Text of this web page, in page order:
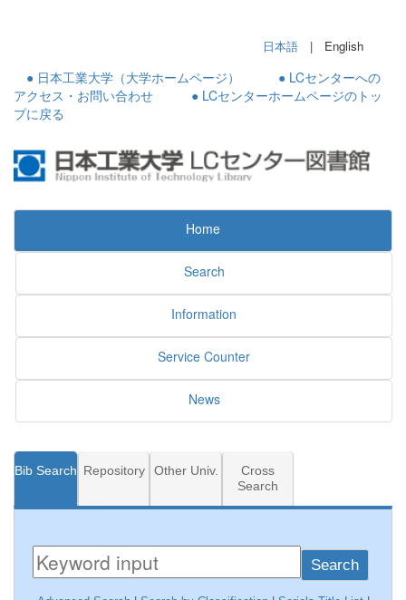
日本語 | English
● 日本工業大学（大学ホームページ）
● LCセンターへの
アクセス・お問い合わせ
● LCセンターホームページのトッ
プに戻る
Home
Search
Information
Service Counter
News
Bib Search Repository Other Univ.
Cross
Search
Search